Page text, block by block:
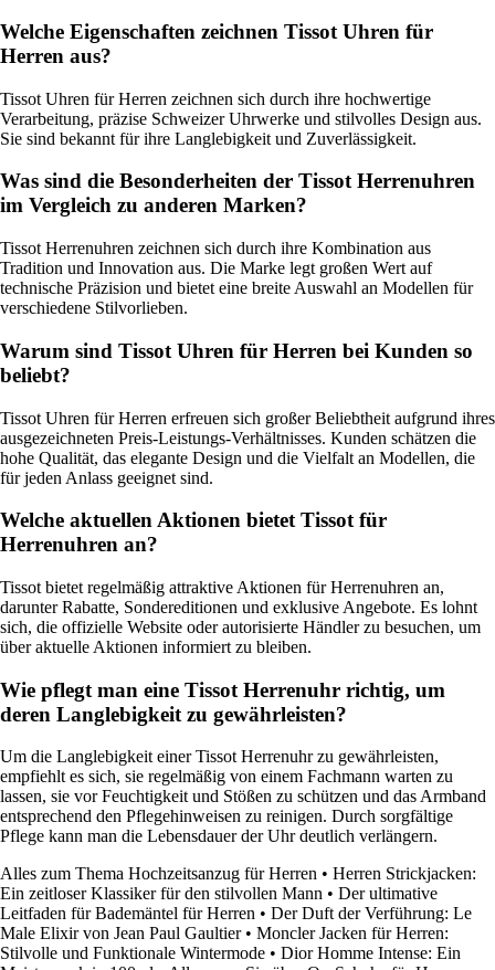
Welche Eigenschaften zeichnen Tissot Uhren für
Herren aus?
Tissot Uhren für Herren zeichnen sich durch ihre hochwertige
Verarbeitung, präzise Schweizer Uhrwerke und stilvolles Design aus.
Sie sind bekannt für ihre Langlebigkeit und Zuverlässigkeit.
Was sind die Besonderheiten der Tissot Herrenuhren
im Vergleich zu anderen Marken?
Tissot Herrenuhren zeichnen sich durch ihre Kombination aus
Tradition und Innovation aus. Die Marke legt großen Wert auf
technische Präzision und bietet eine breite Auswahl an Modellen für
verschiedene Stilvorlieben.
Warum sind Tissot Uhren für Herren bei Kunden so
beliebt?
Tissot Uhren für Herren erfreuen sich großer Beliebtheit aufgrund ihres
ausgezeichneten Preis-Leistungs-Verhältnisses. Kunden schätzen die
hohe Qualität, das elegante Design und die Vielfalt an Modellen, die
für jeden Anlass geeignet sind.
Welche aktuellen Aktionen bietet Tissot für
Herrenuhren an?
Tissot bietet regelmäßig attraktive Aktionen für Herrenuhren an,
darunter Rabatte, Sondereditionen und exklusive Angebote. Es lohnt
sich, die offizielle Website oder autorisierte Händler zu besuchen, um
über aktuelle Aktionen informiert zu bleiben.
Wie pflegt man eine Tissot Herrenuhr richtig, um
deren Langlebigkeit zu gewährleisten?
Um die Langlebigkeit einer Tissot Herrenuhr zu gewährleisten,
empfiehlt es sich, sie regelmäßig von einem Fachmann warten zu
lassen, sie vor Feuchtigkeit und Stößen zu schützen und das Armband
entsprechend den Pflegehinweisen zu reinigen. Durch sorgfältige
Pflege kann man die Lebensdauer der Uhr deutlich verlängern.
Alles zum Thema Hochzeitsanzug für Herren • Herren Strickjacken:
Ein zeitloser Klassiker für den stilvollen Mann • Der ultimative
Leitfaden für Bademäntel für Herren • Der Duft der Verführung: Le
Male Elixir von Jean Paul Gaultier• Moncler Jacken für Herren:
Stilvolle und Funktionale Wintermode • Dior Homme Intense: Ein